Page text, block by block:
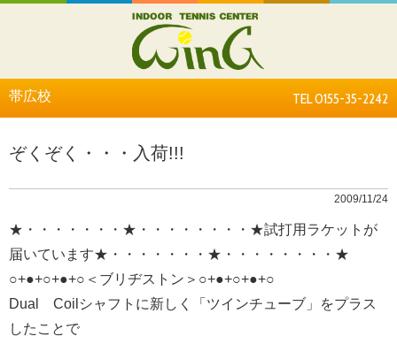
帯広校 TEL 0155-35-2242
ぞくぞく・・・入荷!!!
2009/11/24
★・・・・・・・★・・・・・・・・★試打用ラケットが
届いています★・・・・・・・★・・・・・・・・★
○+●+○+●+○＜ブリヂストン＞○+●+○+●+○
Dual Coilシャフトに新しく「ツインチューブ」をプラス
したことで